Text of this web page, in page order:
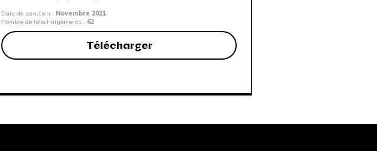
Date de parution : Novembre 2021
Nombre de téléchargements : 62
Télécharger